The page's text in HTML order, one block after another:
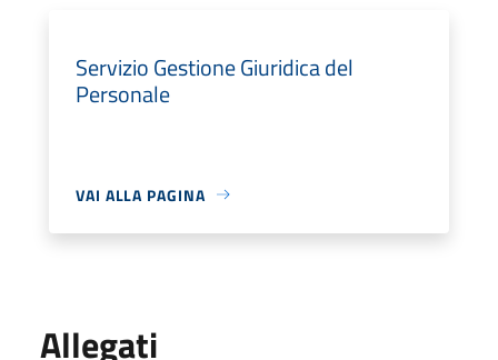
Servizio Gestione Giuridica del
Personale
VAI ALLA PAGINA
Allegati